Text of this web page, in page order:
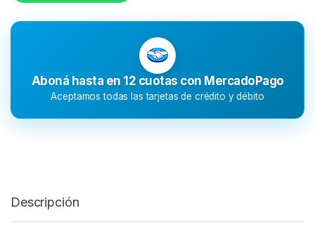
Aboná hasta en 12 cuotas con MercadoPago
Aceptamos todas las tarjetas de crédito y débito
Descripción